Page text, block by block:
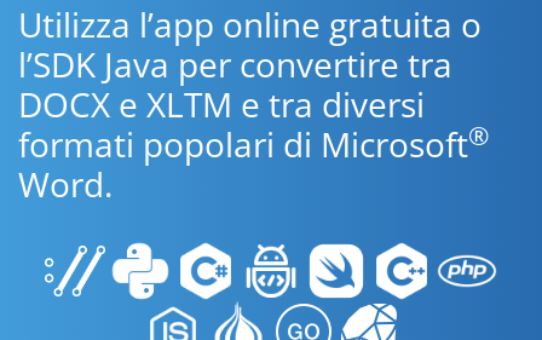
Utilizza l’app online gratuita o
l’SDK Java per convertire tra
DOCX e XLTM e tra diversi
formati popolari di Microsoft®
Word.